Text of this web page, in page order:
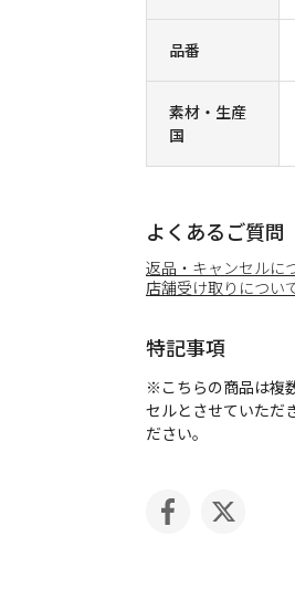
品番
素材・生産
国
よくあるご質問
返品・キャンセルに
店舗受け取りについ
特記事項
※こちらの商品は複
セルとさせていただ
ださい。